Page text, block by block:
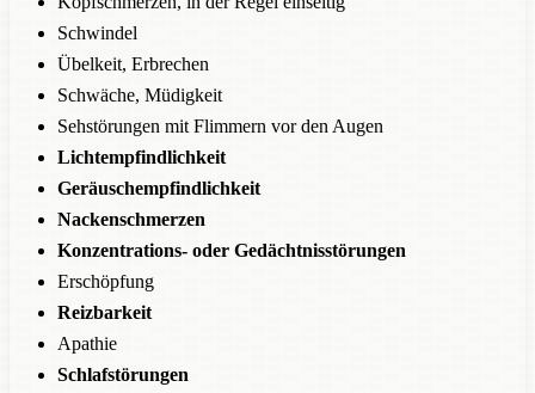
Schwindel
Übelkeit, Erbrechen
Schwäche, Müdigkeit
Sehstörungen mit Flimmern vor den Augen
Lichtempfindlichkeit
Geräuschempfindlichkeit
Nackenschmerzen
Konzentrations- oder Gedächtnisstörungen
Erschöpfung
Reizbarkeit
Apathie
Schlafstörungen